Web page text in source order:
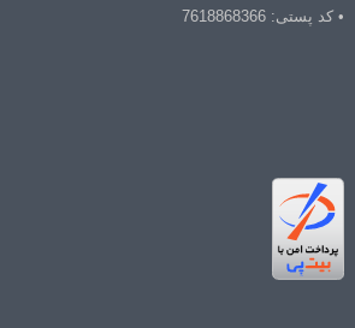
• کد پستی: 7618868366